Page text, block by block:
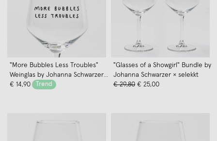
"More Bubbles Less Troubles"
Weinglas by Johanna Schwarzer
× selekkt
€ 14,90 Trend
"Glasses of a Showgirl" Bundle by
Johanna Schwarzer × selekkt
€ 29,80 € 25,00